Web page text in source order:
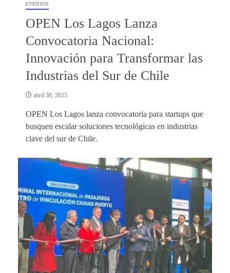
EVENTOS
OPEN Los Lagos Lanza
Convocatoria Nacional:
Innovación para Transformar las
Industrias del Sur de Chile
abril 30, 2025
OPEN Los Lagos lanza convocatoria para startups que
busquen escalar soluciones tecnológicas en industrias
clave del sur de Chile.